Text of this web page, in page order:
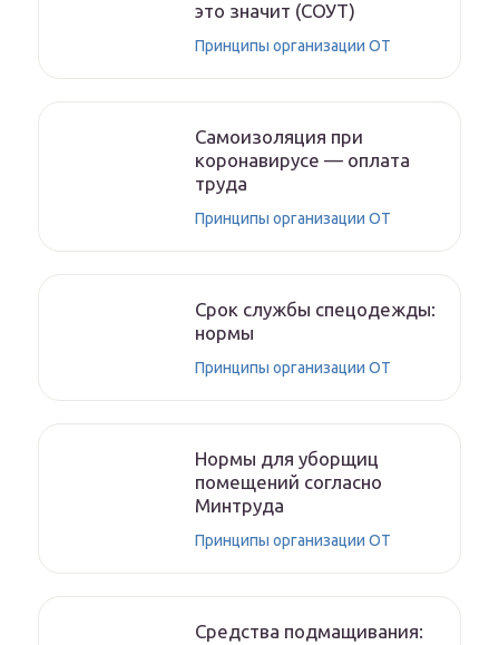
это значит (СОУТ)
Принципы организации ОТ
Самоизоляция при
коронавирусе — оплата
труда
Принципы организации ОТ
Срок службы спецодежды:
нормы
Принципы организации ОТ
Нормы для уборщиц
помещений согласно
Минтруда
Принципы организации ОТ
Средства подмащивания: